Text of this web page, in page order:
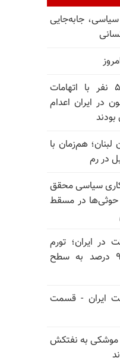
سیاسی، جابه‌جایی
سازمان ملل: دست‌کم ۵۶ نفر با اتهامات
اسفند ۱۴۰۴ تاکنون در ایران اعدام
لبنان؛ هم‌زمان با
در رم
سیاسی محقق
حوثی‌ها در مسقط
در ایران؛ تورم
۸۸.۶ درصد و بیکاری ۹.۱ درصد به سطح
ایران - قسمت
به نفتکش